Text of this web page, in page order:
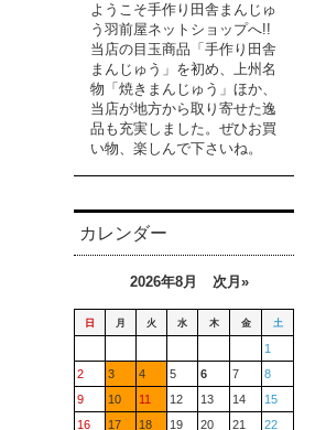
ようこそ手作り田舎まんじゅ
う羽前屋ネットショップへ!!
当店の目玉商品「手作り田舎
まんじゅう」を初め、上州名
物「焼きまんじゅう」ほか、
当店が地方から取り寄せた逸
品も充実しました。ぜひお買
い物、楽しんで下さいね。
カレンダー
2026年8月 次月»
日 月 火 水 木 金 土
1
2
3 4 5 6 7
8
9
10 11 12 13 14
15
16
17 18 19 20 21
22